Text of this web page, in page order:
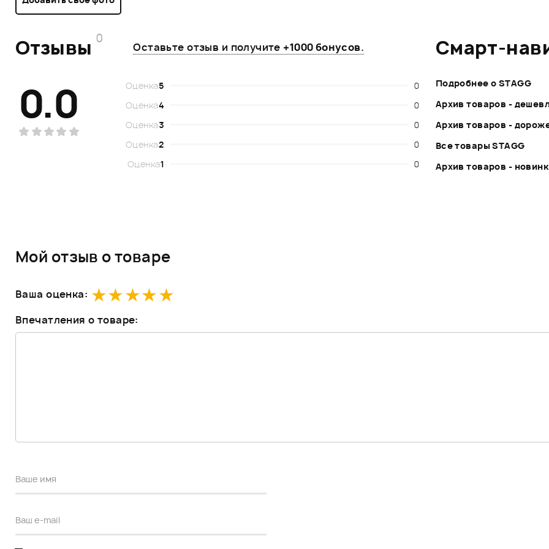
Отзывы 0
Оставьте отзыв и получите +1000 бонусов.
0.0 Оценка5
0
Оценка4
0
Оценка3
0
Оценка2
0
Оценка1 0
Смарт-
Подробнее о STAGG
Архив товаров -
Архив товаров -
Все товары STAGG
Архив товаров -
Мой отзыв о товаре
Ваша оценка:
Впечатления о товаре: